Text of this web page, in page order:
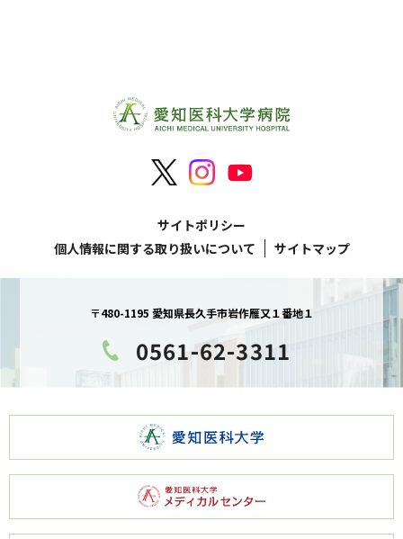
サイトポリシー
個人情報に関する取り扱いについて
サイトマップ
〒480-1195 愛知県長久手市岩作雁又１番地１
0561-62-3311